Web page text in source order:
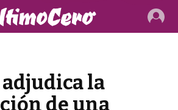
la
de una